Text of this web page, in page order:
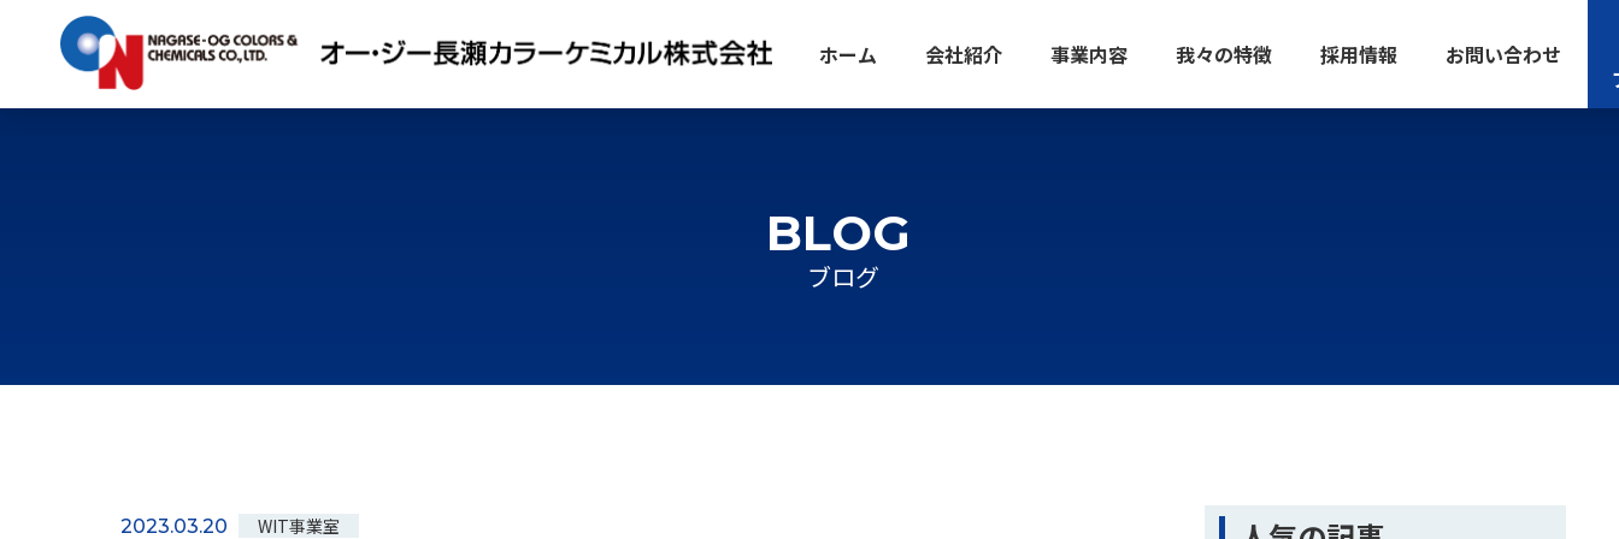
ホーム 会社紹介 事業内容 我々の特徴 採用情報
お問い合わせ
BLOG
ブログ
2023.03.20 WIT事業室